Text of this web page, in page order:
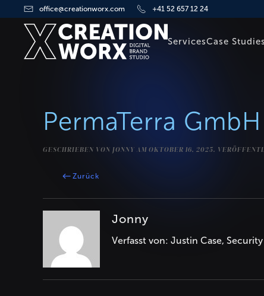
office@creationworx.com +41 52 657 12 24
ServicesCase Studies
Zum Hauptinhalt springen
PermaTerra GmbH
GESCHRIEBEN VON JONNY AM OKTOBER 16, 2025.
Zurück
Jonny
Verfasst von: Justin Case,